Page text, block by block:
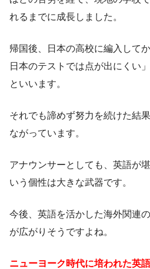
れるまでに成長しました。
帰国後、日本の高校に編入して
日本のテストでは点が出にくい
といいます。
それでも諦めず努力を続けた結
ながっています。
アナウンサーとしても、英語が
いう個性は大きな武器です。
今後、英語を活かした海外関連
が広がりそうですよね。
ニューヨーク時代に培われた英